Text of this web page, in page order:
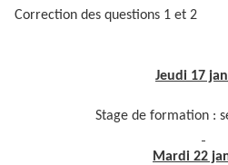
Correction des questions 1 et 2
Jeudi 17
Stage de formation :
Mardi 22